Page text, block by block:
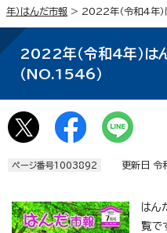
年）はんだ市報 > 2022年（令和4年）
2022年（令和4年）は
（NO.1546）
ページ番号1003892 更新日 令
はん
覧で